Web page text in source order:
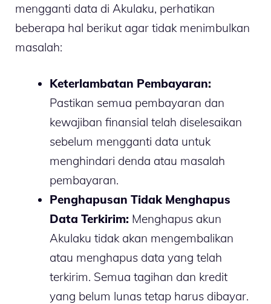
mengganti data di Akulaku, perhatikan
beberapa hal berikut agar tidak menimbulkan
masalah:
Keterlambatan Pembayaran:
Pastikan semua pembayaran dan
kewajiban finansial telah diselesaikan
sebelum mengganti data untuk
menghindari denda atau masalah
pembayaran.
Penghapusan Tidak Menghapus
Data Terkirim: Menghapus akun
Akulaku tidak akan mengembalikan
atau menghapus data yang telah
terkirim. Semua tagihan dan kredit
yang belum lunas tetap harus dibayar.